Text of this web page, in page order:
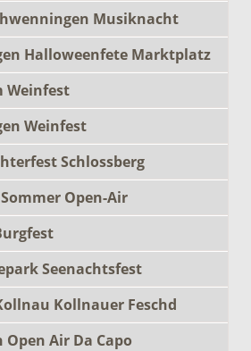
Musiknacht
Halloweenfete Marktplatz
Weinfest
Weinfest
Schlossberg
Open-Air
Seenachtsfest
Kollnauer Feschd
Open Air Da Capo